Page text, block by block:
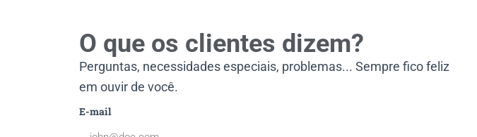
O que os clientes dizem?
Perguntas, necessidades especiais, problemas... Sempre fico feliz
em ouvir de você.
E-mail